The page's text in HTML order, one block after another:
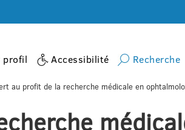
profil Accessibilité Recherche
au profit de la recherche médicale en